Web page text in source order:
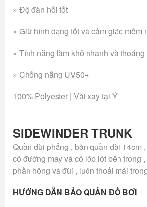
» Độ đàn hồi tốt
» Giữ hình dạng tốt và cảm giác mềm
» Tính năng làm khô nhanh và thoáng
» Chống nắng UV50+
100% Polyester | Vải xay tại Ý
SIDEWINDER TRUNK
Quần đùi phẳng , bản quần dài 14cm
có đường may và có lớp lót bên trong
phần hông và đùi , luôn thoải mái
HƯỚNG DẪN BẢO QUẢN ĐỒ BƠI